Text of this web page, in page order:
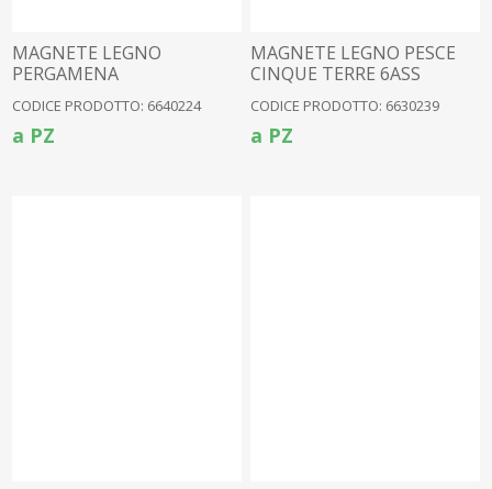
MAGNETE LEGNO
PERGAMENA
CODICE PRODOTTO: 6640224
a PZ
MAGNETE LEGNO PESCE
CINQUE TERRE 6ASS
CODICE PRODOTTO: 6630239
a PZ